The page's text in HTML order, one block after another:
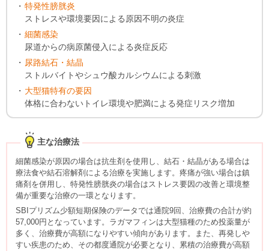
特発性膀胱炎
ストレスや環境要因による原因不明の炎症
細菌感染
尿道からの病原菌侵入による炎症反応
尿路結石・結晶
ストルバイトやシュウ酸カルシウムによる刺激
大型猫特有の要因
体格に合わないトイレ環境や肥満による発症リスク増加
主な治療法
細菌感染が原因の場合は抗生剤を使用し、結石・結晶がある場合は
療法食や結石溶解剤による治療を実施します。疼痛が強い場合は鎮
痛剤を併用し、特発性膀胱炎の場合はストレス要因の改善と環境整
備が重要な治療の一環となります。
SBIプリズム少額短期保険のデータでは通院9回、治療費の合計が約
57,000円となっています。ラガマフィンは大型猫種のため投薬量が
多く、治療費が高額になりやすい傾向があります。また、再発しや
すい疾患のため、その都度通院が必要となり、累積の治療費が高額